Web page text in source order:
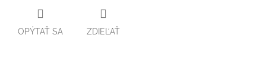
OPÝTAŤ SA ZDIEĽAŤ